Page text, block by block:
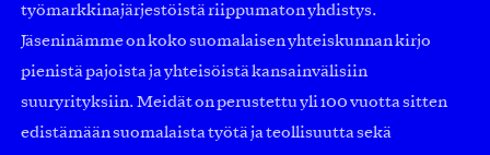
työmarkkinajärjestöistä riippumaton yhdistys.
Jäseninämme on koko suomalaisen yhteiskunnan kirjo
pienistä pajoista ja yhteisöistä kansainvälisiin
suuryrityksiin. Meidät on perustettu yli 100 vuotta sitten
edistämään suomalaista työtä ja teollisuutta sekä